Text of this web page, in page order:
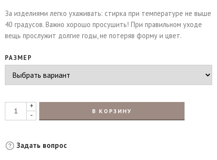
За изделиями легко ухаживать: стирка при температуре не выше
40 градусов. Важно хорошо просушить! При правильном уходе
вещь прослужит долгие годы, не потеряв форму и цвет.
РАЗМЕР
+
-
В КОРЗИНУ
Задать вопрос